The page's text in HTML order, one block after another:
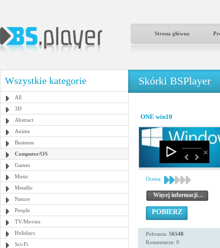
Strona główna
Wszystkie kategorie
All
3D
Abstract
Anime
Business
Computer/OS
Games
Music
Metallic
Nature
People
TV/Movies
Holidays
Sci-Fi
Skórki BSPlayer
ONE win10
Ocena:
Więcej informacji…
POBIERZ
Pobrania: 56548
Komentarze: 0